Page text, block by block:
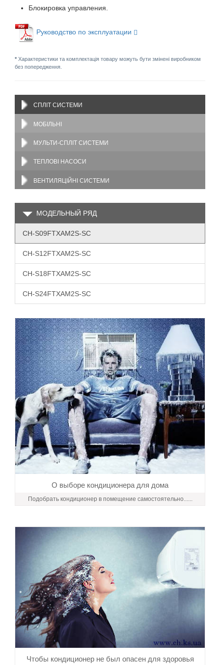
Блокировка управления.
Руководство по эксплуатации
* Характеристики та комплектація товару можуть бути змінені виробником
без попередження.
СПЛІТ СИСТЕМИ
МОБІЛЬНІ
МУЛЬТИ-СПЛІТ СИСТЕМИ
ТЕПЛОВІ НАСОСИ
ВЕНТИЛЯЦІЙНІ СИСТЕМИ
МОДЕЛЬНЫЙ РЯД
CH-S09FTXAM2S-SC
CH-S12FTXAM2S-SC
CH-S18FTXAM2S-SC
CH-S24FTXAM2S-SC
О выборе кондиционера для дома
Подобрать кондиционер в помещение самостоятельно......
Чтобы кондиционер не был опасен для здоровья